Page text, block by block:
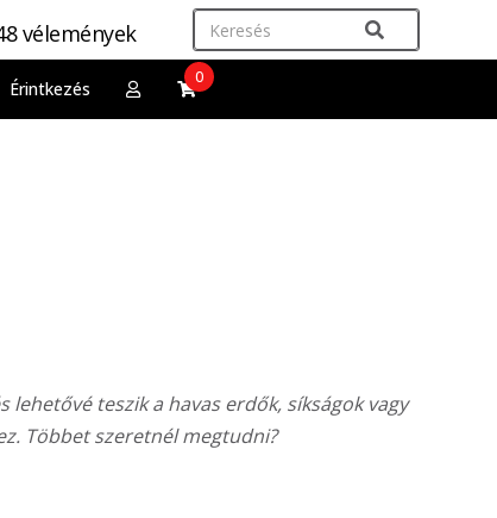
vélemények
Érintkezés
0
teszik a havas erdők, síkságok vagy
Többet szeretnél megtudni?